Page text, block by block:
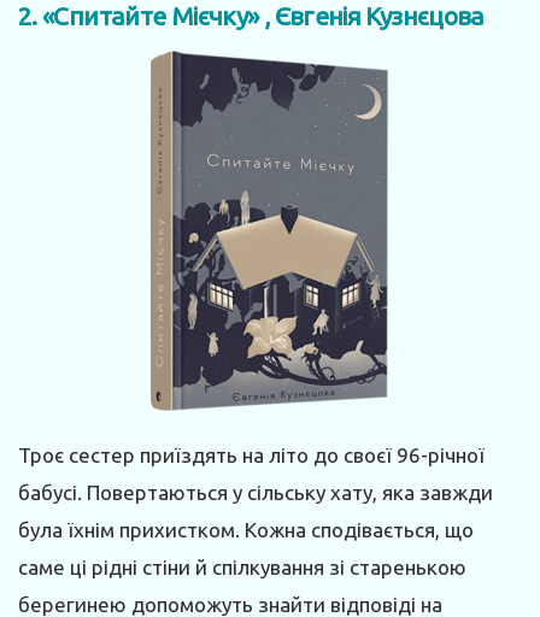
2. «Спитайте Мієчку» , Євгенія Кузнєцова
Троє сестер приїздять на літо до своєї 96-річної
бабусі. Повертаються у сільську хату, яка завжди
була їхнім прихистком. Кожна сподівається, що
саме ці рідні стіни й спілкування зі старенькою
берегинею допоможуть знайти відповіді на